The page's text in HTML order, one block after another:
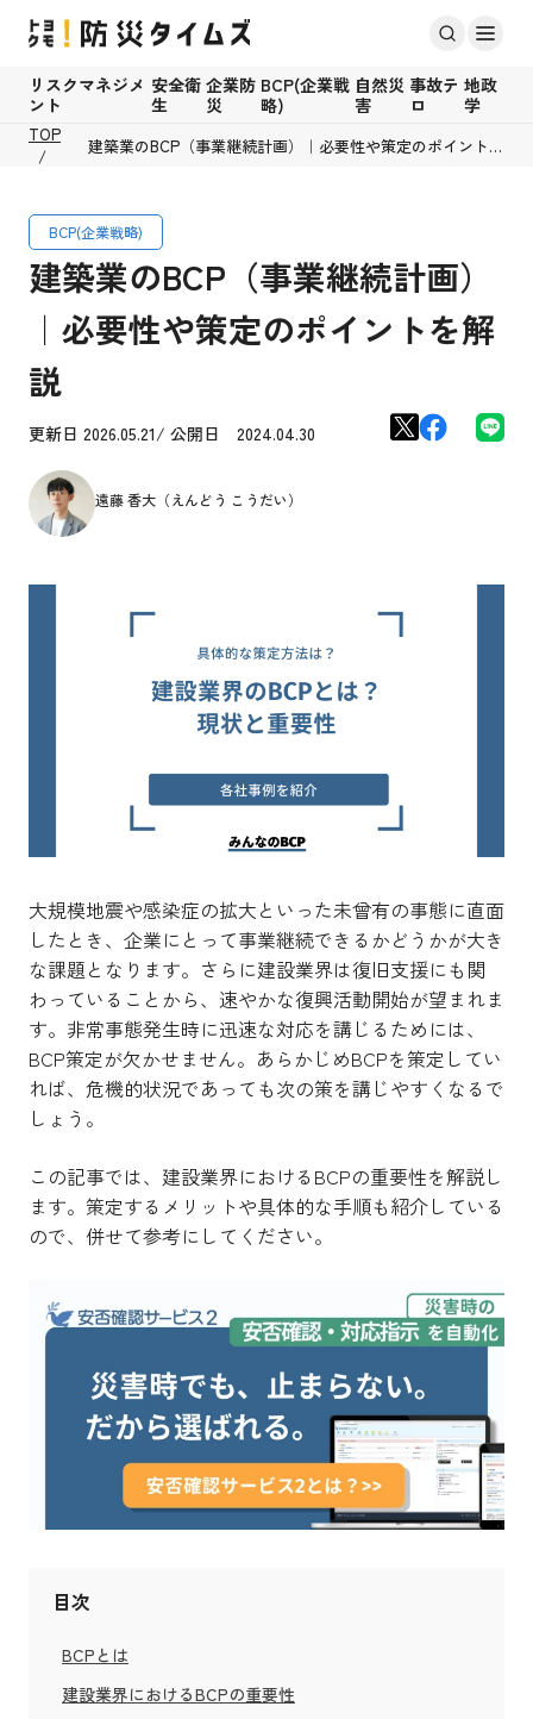
リスクマネジメ
ント
安全衛
生
企業防
災
BCP(企業戦
略)
自然災
害
事故テ
ロ
地政
学
TOP
建築業のBCP（事業継続計画）｜必要性や策定のポイント
BCP(企業戦略)
建築業のBCP（事業継続計画）
｜必要性や策定のポイントを解
説
更新日 2026.05.21/ 公開日 2024.04.30
遠藤 香大（えんどう こうだい）
大規模地震や感染症の拡大といった未曾有の事態に直面
したとき、企業にとって事業継続できるかどうかが大き
な課題となります。さらに建設業界は復旧支援にも関
わっていることから、速やかな復興活動開始が望まれま
す。非常事態発生時に迅速な対応を講じるためには、
BCP策定が欠かせません。あらかじめBCPを策定してい
れば、危機的状況であっても次の策を講じやすくなるで
しょう。
この記事では、建設業界におけるBCPの重要性を解説し
ます。策定するメリットや具体的な手順も紹介している
ので、併せて参考にしてください。
目次
BCPとは
建設業界におけるBCPの重要性